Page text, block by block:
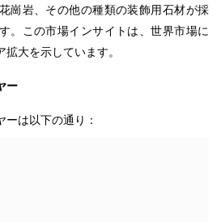
崗岩、その他の種類の装飾用石材が採
。この市場インサイトは、世界市場に
大を示しています。
ー
は以下の通り：